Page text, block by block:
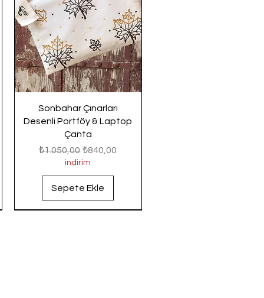
Sonbahar Çınarları
Desenli Portföy & Laptop
Çanta
Normal Fiyat
₺1.050,00 İndirimli Fiyat
₺840,00
indirim
Sepete Ekle